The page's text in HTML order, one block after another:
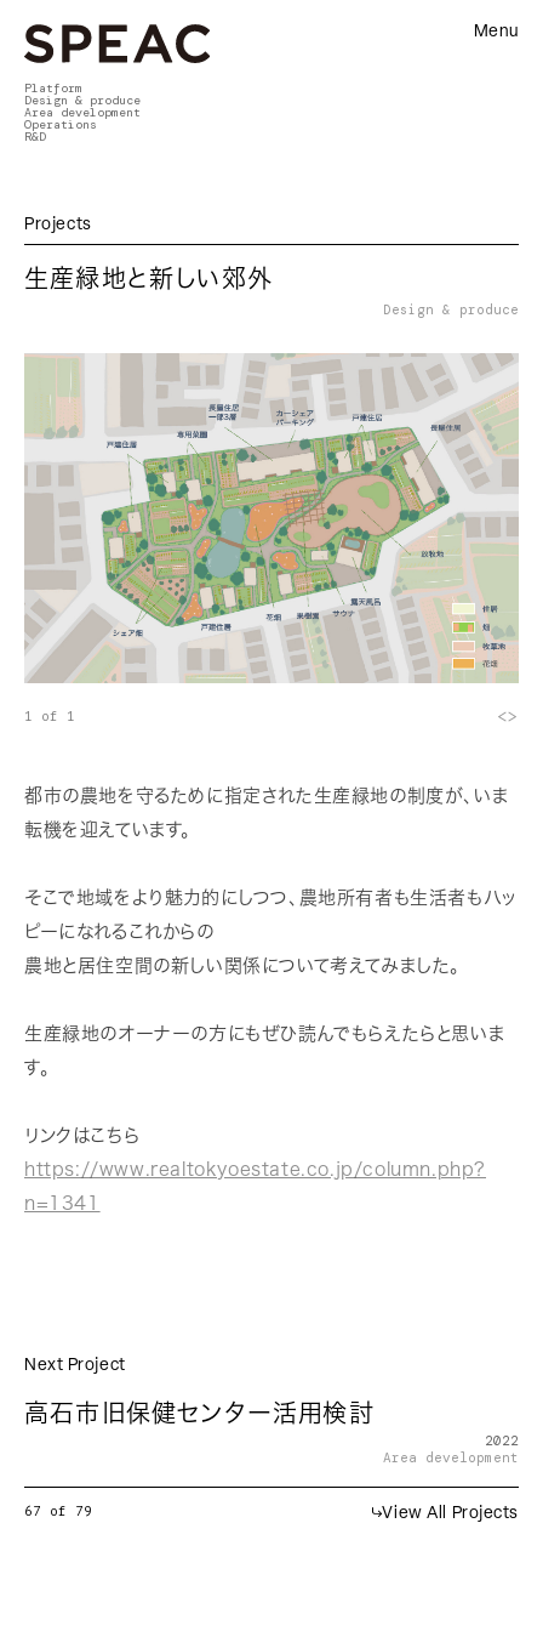
Platform
Design & produce
Area development
Operations
R&D
Menu
Projects
生産緑地と新しい郊外
Design & produce
1 of 1 <>
都市の農地を守るために指定された生産緑地の制度が、いま
転機を迎えています。
そこで地域をより魅力的にしつつ、農地所有者も生活者もハッ
ピーになれるこれからの
農地と居住空間の新しい関係について考えてみました。
生産緑地のオーナーの方にもぜひ読んでもらえたらと思いま
す。
リンクはこちら
https://www.realtokyoestate.co.jp/column.php?
n=1341
Next Project
高石市旧保健センター活用検討
2022
Area development
67 of 79 View All Projects